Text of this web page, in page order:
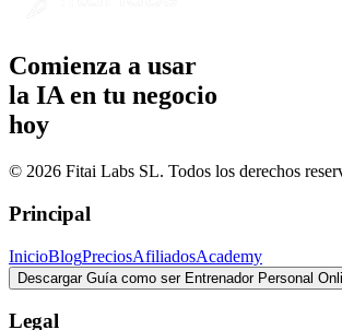
Comienza a usar
la IA en tu negocio
hoy
© 2026 Fitai Labs SL. Todos los derechos
Principal
InicioBlogPreciosAfiliadosAcademy
Descargar Guía como ser Entrenador Personal
Legal